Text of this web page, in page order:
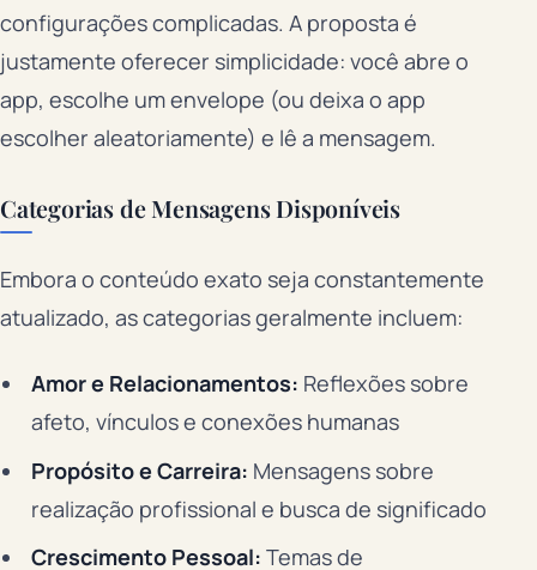
configurações complicadas. A proposta é
justamente oferecer simplicidade: você abre o
app, escolhe um envelope (ou deixa o app
escolher aleatoriamente) e lê a mensagem.
Categorias de Mensagens Disponíveis
Embora o conteúdo exato seja constantemente
atualizado, as categorias geralmente incluem:
Amor e Relacionamentos: Reflexões sobre
afeto, vínculos e conexões humanas
Propósito e Carreira: Mensagens sobre
realização profissional e busca de significado
Crescimento Pessoal: Temas de